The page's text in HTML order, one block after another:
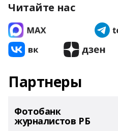
Читайте нас
Партнеры
Фотобанк
журналистов РБ